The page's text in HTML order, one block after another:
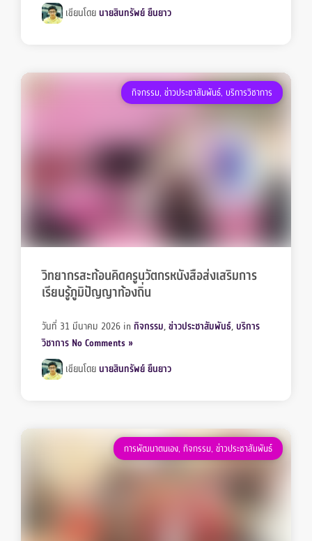
เขียนโดย นายสินทรัพย์ ยืนยาว
กิจกรรม, ข่าวประชาสัมพันธ์, บริการวิชาการ
วิทยากรสะท้อนคิดครูนวัตกรหนังสือส่งเสริมการ
เรียนรู้ภูมิปัญญาท้องถิ่น
วันที่ 31 มีนาคม 2026 inกิจกรรม,ข่าวประชาสัมพันธ์, บริการ
วิชาการ No Comments »
เขียนโดย นายสินทรัพย์ ยืนยาว
การพัฒนาตนเอง, กิจกรรม, ข่าวประชาสัมพันธ์